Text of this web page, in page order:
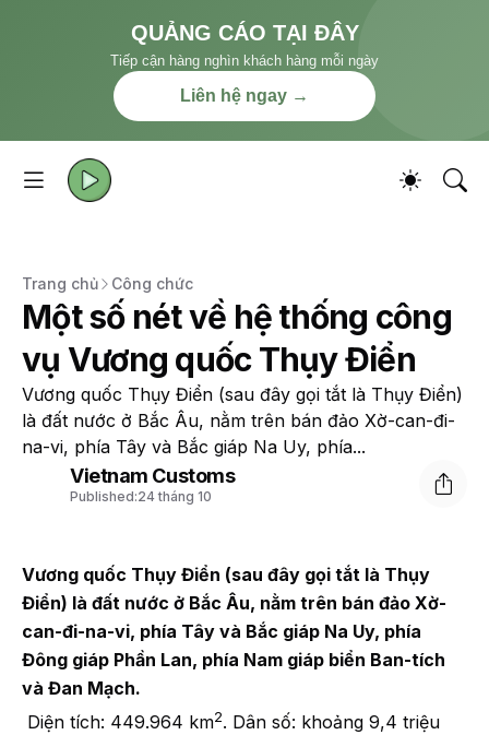
QUẢNG CÁO TẠI ĐÂY
Tiếp cận hàng nghìn khách hàng mỗi ngày
Liên hệ ngay →
Trang chủ Công chức
Một số nét về hệ thống công
vụ Vương quốc Thụy Điển
Vương quốc Thụy Điển (sau đây gọi tắt là Thụy Điển)
là đất nước ở Bắc Âu, nằm trên bán đảo Xờ-can-đi-
na-vi, phía Tây và Bắc giáp Na Uy, phía...
Vietnam Customs
Published:24 tháng 10
Vương quốc Thụy Điển (sau đây gọi tắt là Thụy
Điển) là đất nước ở Bắc Âu, nằm trên bán đảo Xờ-
can-đi-na-vi, phía Tây và Bắc giáp Na Uy, phía
Đông giáp Phần Lan, phía Nam giáp biển Ban-tích
và Đan Mạch.
Diện tích: 449.964 km2. Dân số: khoảng 9,4 triệu